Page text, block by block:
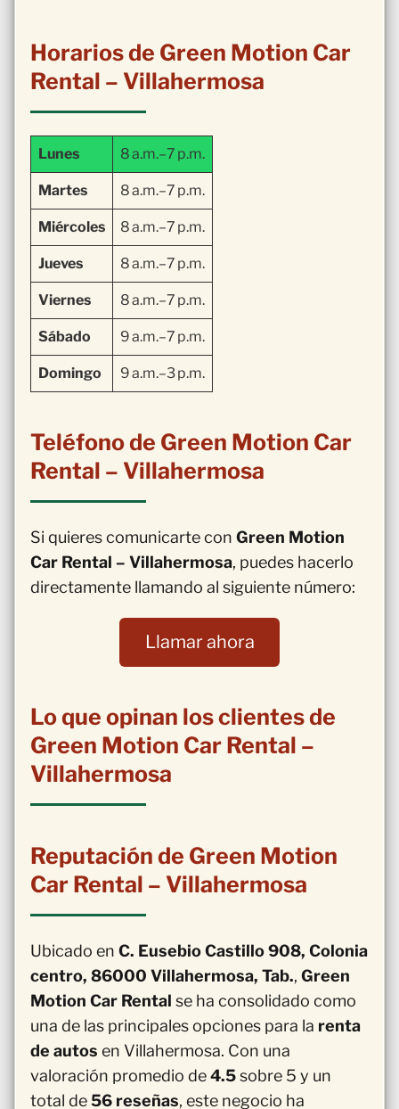
Horarios de Green Motion Car
Rental – Villahermosa
Lunes 8 a.m.–7 p.m.
Martes 8 a.m.–7 p.m.
Miércoles 8 a.m.–7 p.m.
Jueves 8 a.m.–7 p.m.
Viernes 8 a.m.–7 p.m.
Sábado 9 a.m.–7 p.m.
Domingo 9 a.m.–3 p.m.
Teléfono de Green Motion Car
Rental – Villahermosa
Si quieres comunicarte con Green Motion
Car Rental – Villahermosa, puedes hacerlo
directamente llamando al siguiente número:
Llamar ahora
Lo que opinan los clientes de
Green Motion Car Rental –
Villahermosa
Reputación de Green Motion
Car Rental – Villahermosa
Ubicado en C. Eusebio Castillo 908, Colonia
centro, 86000 Villahermosa, Tab., Green
Motion Car Rental se ha consolidado como
una de las principales opciones para la renta
de autos en Villahermosa. Con una
valoración promedio de4.5sobre 5 y un
total de56 reseñas, este negocio ha